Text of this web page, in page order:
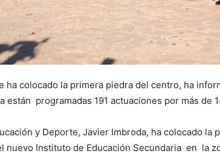
ha colocado la primera piedra del centro, ha
están programadas 191 actuaciones por más de
y Deporte, Javier Imbroda, ha colocado la
nuevo Instituto de Educación Secundaria en la